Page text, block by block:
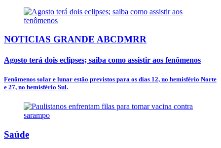
NOTICIAS GRANDE ABCDMRR
Agosto terá dois eclipses; saiba como assistir aos fenômenos
Fenômenos solar e lunar estão previstos para os dias 12, no hemisfério Norte
e 27, no hemisfério Sul.
Saúde